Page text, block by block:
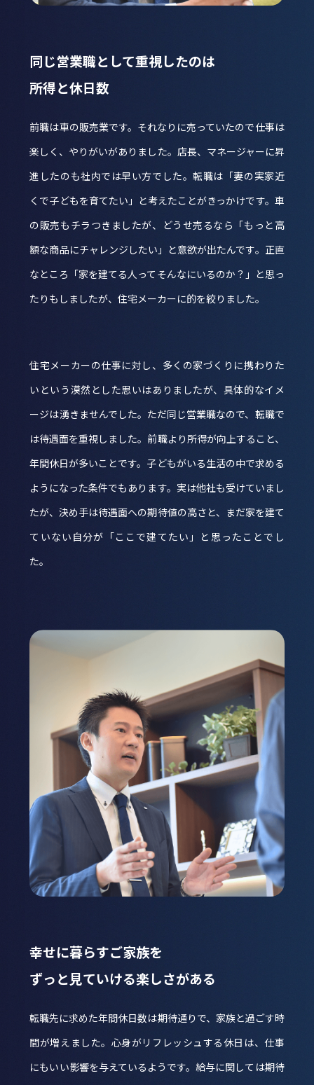
同じ営業職として重視したのは
所得と休日数
前職は車の販売業です。それなりに売っていたので仕事は
楽しく、やりがいがありました。店長、マネージャーに昇
進したのも社内では早い方でした。転職は「妻の実家近
くで子どもを育てたい」と考えたことがきっかけです。車
の販売もチラつきましたが、どうせ売るなら「もっと高
額な商品にチャレンジしたい」と意欲が出たんです。正直
なところ「家を建てる人ってそんなにいるのか？」と思っ
たりもしましたが、住宅メーカーに的を絞りました。
住宅メーカーの仕事に対し、多くの家づくりに携わりた
いという漠然とした思いはありましたが、具体的なイメ
ージは湧きませんでした。ただ同じ営業職なので、転職で
は待遇面を重視しました。前職より所得が向上すること、
年間休日が多いことです。子どもがいる生活の中で求める
ようになった条件でもあります。実は他社も受けていまし
たが、決め手は待遇面への期待値の高さと、まだ家を建て
ていない自分が「ここで建てたい」と思ったことでし
た。
幸せに暮らすご家族を
ずっと見ていける楽しさがある
転職先に求めた年間休日数は期待通りで、家族と過ごす時
間が増えました。心身がリフレッシュする休日は、仕事
にもいい影響を与えているようです。給与に関しては期待